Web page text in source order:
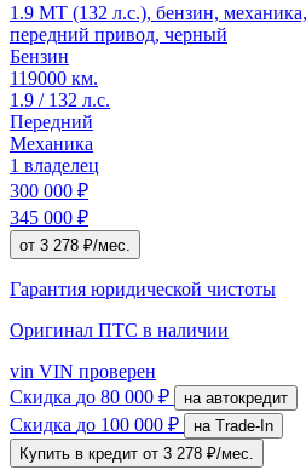
1.9 MT (132 л.с.), бензин,
передний привод, черный
Бензин
119000 км.
1.9 / 132 л.с.
Передний
Механика
1 владелец
300 000 ₽
345 000 ₽
от 3 278 ₽/мес.
Гарантия юридической чистоты
Оригинал ПТС в наличии
vin VIN проверен
Скидка до 80 000 ₽ на автокредит
Скидка до 100 000 ₽
на Trade-In
Купить в кредит от 3 278 ₽/мес.